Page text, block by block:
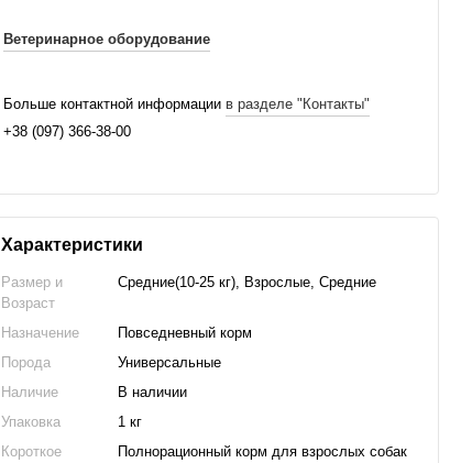
Ветеринарное оборудование
Больше контактной информации в разделе "Контакты"
+38 (097) 366-38-00
Характеристики
Размер и
Возраст
Средние(10-25 кг), Взрослые, Средние
Назначение
Повседневный корм
Порода
Универсальные
Наличие
В наличии
Упаковка
1 кг
Короткое
Полнорационный корм для взрослых собак